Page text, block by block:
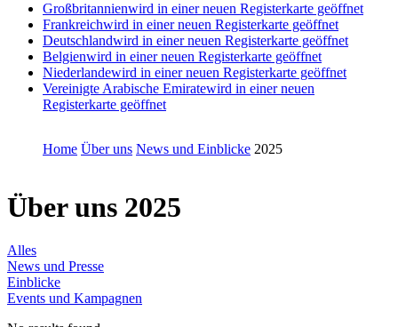
Großbritannienwird in einer neuen Registerkarte geöffnet
Frankreichwird in einer neuen Registerkarte geöffnet
Deutschlandwird in einer neuen Registerkarte geöffnet
Belgienwird in einer neuen Registerkarte geöffnet
Niederlandewird in einer neuen Registerkarte geöffnet
Vereinigte Arabische Emiratewird in einer neuen
Registerkarte geöffnet
Home Über uns News und Einblicke 2025
Über uns 2025
Alles
News und Presse
Einblicke
Events und Kampagnen